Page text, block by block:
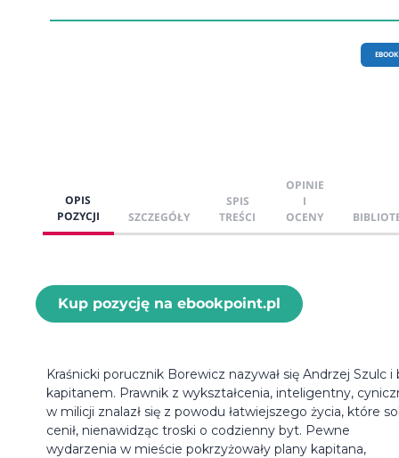
EBOOK
OPIS
POZYCJI
SZCZEGÓŁY
SPIS
TREŚCI
OPINIE
I
OCENY
Kup pozycję na ebookpoint.pl
Kraśnicki porucznik Borewicz nazywał się Andrzej Szulc i
kapitanem. Prawnik z wykształcenia, inteligentny,
w milicji znalazł się z powodu łatwiejszego życia, które
cenił, nienawidząc troski o codzienny byt. Pewne
wydarzenia w mieście pokrzyżowały plany kapitana,